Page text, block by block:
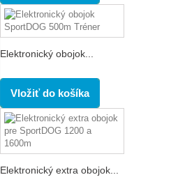
Elektronický obojok...
Vložiť do košíka
Elektronický extra obojok...